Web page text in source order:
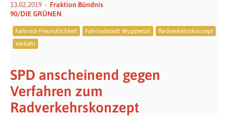
13.02.2019
Fraktion Bündnis
90/DIE GRÜNEN
Fahrrad-Freundlichkeit Fahrradstadt Wuppertal
Radverkehrskonzept
Verkehr
SPD anscheinend gegen
Verfahren zum
Radverkehrskonzept